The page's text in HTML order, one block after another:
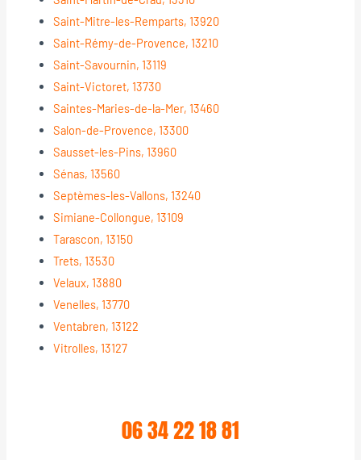
Saint-Mitre-les-Remparts, 13920
Saint-Rémy-de-Provence, 13210
Saint-Savournin, 13119
Saint-Victoret, 13730
Saintes-Maries-de-la-Mer, 13460
Salon-de-Provence, 13300
Sausset-les-Pins, 13960
Sénas, 13560
Septèmes-les-Vallons, 13240
Simiane-Collongue, 13109
Tarascon, 13150
Trets, 13530
Velaux, 13880
Venelles, 13770
Ventabren, 13122
Vitrolles, 13127
06 34 22 18 81